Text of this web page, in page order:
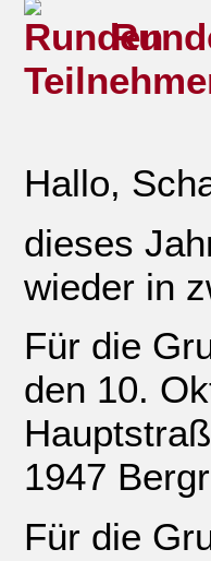
Hallo,
dieses
wieder in
Für die
den 10.
1947
Für die